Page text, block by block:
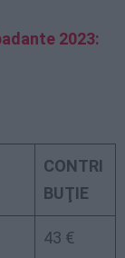
2023:
CONTRI
BUŢIE
43 €